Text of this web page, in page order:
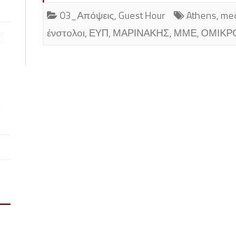
03_Απόψεις, Guest Hour Athens,
ένστολοι, ΕΥΠ, ΜΑΡΙΝΑΚΗΣ, ΜΜΕ,